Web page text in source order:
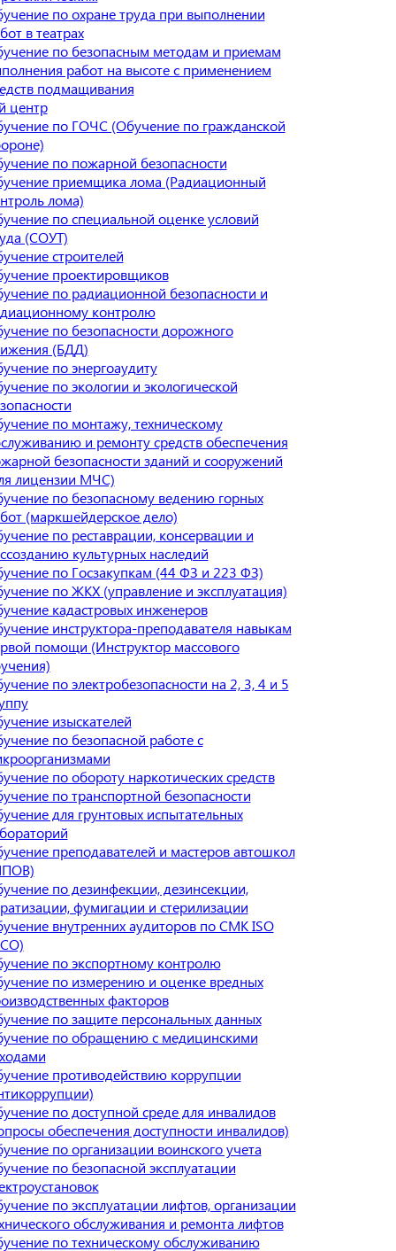
по охране труда при выполнении
в театрах
по безопасным методам и приемам
работ на высоте с применением
подмащивания
центр
по ГОЧС (Обучение по гражданской
по пожарной безопасности
приемщика лома (Радиационный
лома)
по специальной оценке условий
(СОУТ)
строителей
проектировщиков
по радиационной безопасности и
контролю
по безопасности дорожного
(БДД)
по энергоаудиту
по экологии и экологической
по монтажу, техническому
и ремонту средств обеспечения
безопасности зданий и сооружений
лицензии МЧС)
по безопасному ведению горных
(маркшейдерское дело)
по реставрации, консервации и
культурных наследий
по Госзакупкам (44 ФЗ и 223 ФЗ)
по ЖКХ (управление и эксплуатация)
кадастровых инженеров
инструктора-преподавателя навыкам
помощи (Инструктор массового
по электробезопасности на 2, 3, 4 и 5
изыскателей
по безопасной работе с
по обороту наркотических средств
по транспортной безопасности
для грунтовых испытательных
преподавателей и мастеров автошкол
по дезинфекции, дезинсекции,
фумигации и стерилизации
внутренних аудиторов по СМК ISO
по экспортному контролю
по измерению и оценке вредных
факторов
по защите персональных данных
по обращению с медицинскими
противодействию коррупции
по доступной среде для инвалидов
обеспечения доступности инвалидов)
по организации воинского учета
по безопасной эксплуатации
по эксплуатации лифтов, организации
обслуживания и ремонта лифтов
по техническому обслуживанию